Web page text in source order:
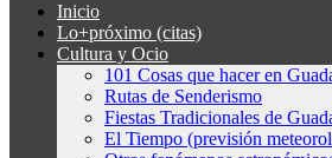
Inicio
Lo+próximo (citas)
Cultura y Ocio
101 Cosas que hacer en
Rutas de Senderismo
Fiestas Tradicionales de
El Tiempo (previsión